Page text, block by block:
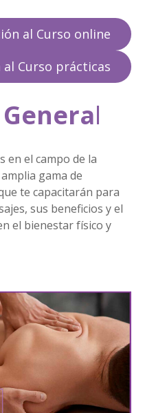
al Curso online
Curso prácticas
l
en el campo de la
gama de
te capacitarán para
sus beneficios y el
el bienestar físico y